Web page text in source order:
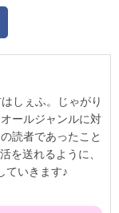
しぇふ。じゃがり
ールジャンルに対
読者であったこと
を送れるように、
ていきます♪